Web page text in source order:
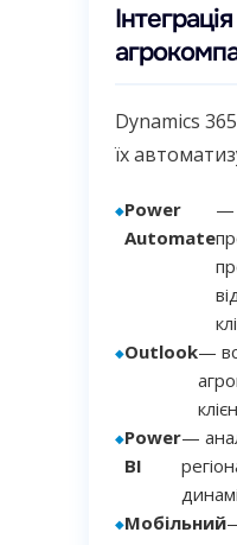
Dynamics
їх
Power
Automate
—
Outlook—
Power
BI
—
Мобільний